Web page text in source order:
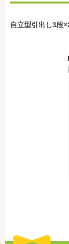
自立型引出し3段